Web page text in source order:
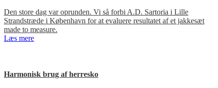
Den store dag var oprunden. Vi så forbi A.D. Sartoria i Lille
Strandstræde i København for at evaluere resultatet af et jakkesæt
made to measure.
Læs mere
Harmonisk brug af herresko